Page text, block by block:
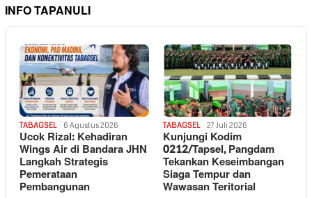
INFO TAPANULI
TABAGSEL 6 Agustus 2026
Ucok Rizal: Kehadiran
Wings Air di Bandara JHN
Langkah Strategis
Pemerataan
Pembangunan
TABAGSEL 27 Juli 2026
Kunjungi Kodim
0212/Tapsel, Pangdam
Tekankan Keseimbangan
Siaga Tempur dan
Wawasan Teritorial